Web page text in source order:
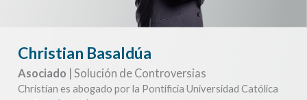
Christian Basaldúa
Asociado | Solución de Controversias
Christian es abogado por la Pontificia Universidad Católica